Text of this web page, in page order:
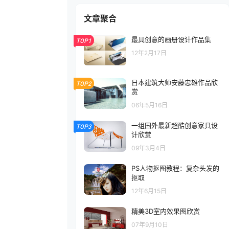
文章聚合
TOP1 最具创意的画册设计作品集
12年2月17日
TOP2
日本建筑大师安藤忠雄作品欣
赏
06年5月16日
TOP3
一组国外最新超酷创意家具设
计欣赏
09年3月4日
PS人物抠图教程：复杂头发的
抠取
12年6月15日
精美3D室内效果图欣赏
07年9月10日